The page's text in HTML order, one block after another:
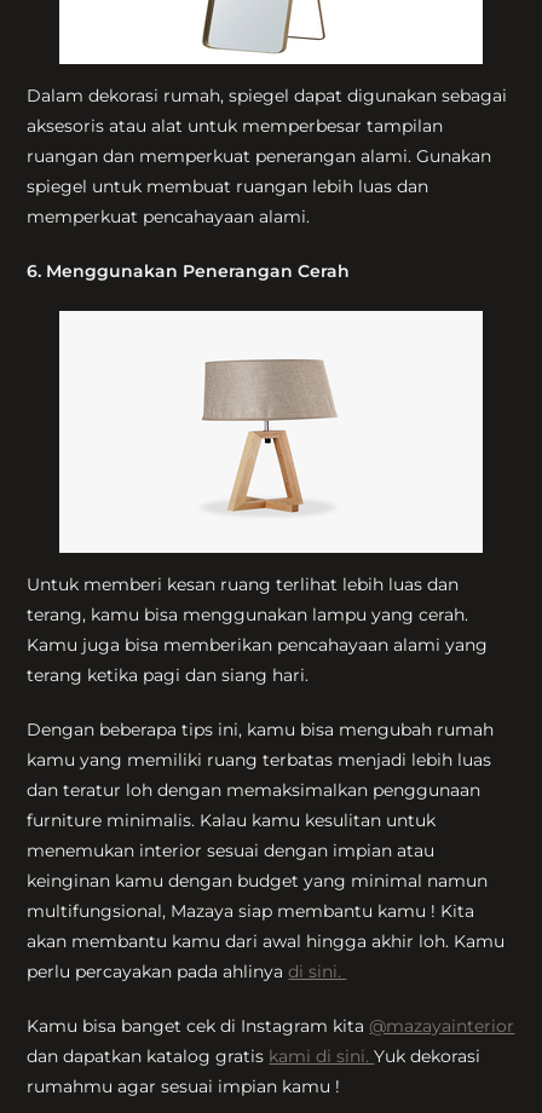
Dalam dekorasi rumah, spiegel dapat digunakan sebagai
aksesoris atau alat untuk memperbesar tampilan
ruangan dan memperkuat penerangan alami. Gunakan
spiegel untuk membuat ruangan lebih luas dan
memperkuat pencahayaan alami.
6. Menggunakan Penerangan Cerah
Untuk memberi kesan ruang terlihat lebih luas dan
terang, kamu bisa menggunakan lampu yang cerah.
Kamu juga bisa memberikan pencahayaan alami yang
terang ketika pagi dan siang hari.
Dengan beberapa tips ini, kamu bisa mengubah rumah
kamu yang memiliki ruang terbatas menjadi lebih luas
dan teratur loh dengan memaksimalkan penggunaan
furniture minimalis. Kalau kamu kesulitan untuk
menemukan interior sesuai dengan impian atau
keinginan kamu dengan budget yang minimal namun
multifungsional, Mazaya siap membantu kamu ! Kita
akan membantu kamu dari awal hingga akhir loh. Kamu
perlu percayakan pada ahlinyadi sini.
Kamu bisa banget cek di Instagram kita @mazayainterior
dan dapatkan katalog gratis kami di sini.Yuk dekorasi
rumahmu agar sesuai impian kamu !